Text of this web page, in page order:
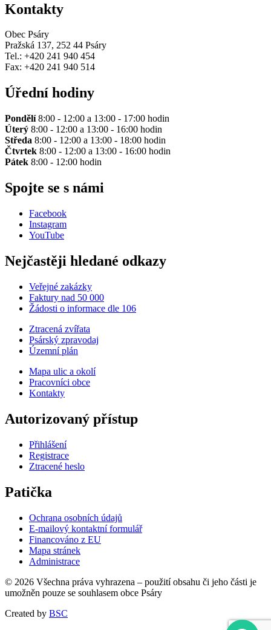
Kontakty
Obec Psáry
Pražská 137, 252 44 Psáry
Tel.: +420 241 940 454
Fax: +420 241 940 514
Úřední hodiny
Pondělí8:00 - 12:00 a 13:00 - 17:00 hodin
Úterý 8:00 - 12:00 a 13:00 - 16:00 hodin
Středa 8:00 - 12:00 a 13:00 - 18:00 hodin
Čtvrtek 8:00 - 12:00 a 13:00 - 16:00 hodin
Pátek 8:00 - 12:00 hodin
Spojte se s námi
Facebook
Instagram
YouTube
Nejčastěji hledané odkazy
Veřejné zakázky
Faktury nad 50 000
Žádosti o informace dle 106
Ztracená zvířata
Psárský zpravodaj
Územní plán
Mapa ulic a okolí
Pracovníci obce
Kontakty
Autorizovaný přístup
Přihlášení
Registrace
Ztracené heslo
Patička
Ochrana osobních údajů
E-mailový kontaktní formulář
Financováno z EU
Mapa stránek
Administrace
© 2026 Všechna práva vyhrazena – použití obsahu či jeho části je
umožněn pouze se souhlasem obce Psáry
Created by BSC